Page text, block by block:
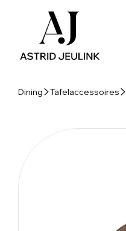
Dining Tafelaccessoires